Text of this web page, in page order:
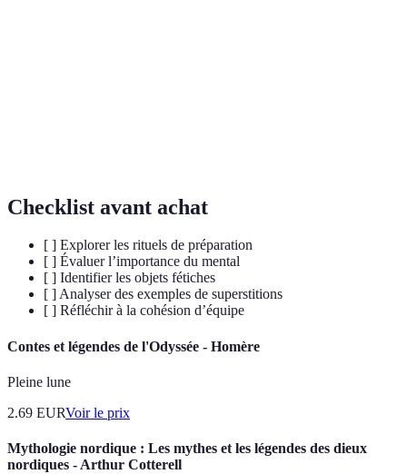
Checklist avant achat
[ ] Explorer les rituels de préparation
[ ] Évaluer l’importance du mental
[ ] Identifier les objets fétiches
[ ] Analyser des exemples de superstitions
[ ] Réfléchir à la cohésion d’équipe
Contes et légendes de l'Odyssée - Homère
Pleine lune
2.69 EURVoir le prix
Mythologie nordique : Les mythes et les légendes des dieux
nordiques - Arthur Cotterell